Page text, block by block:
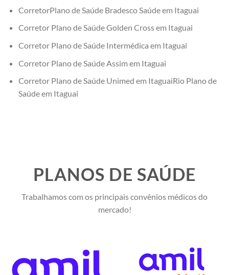
CorretorPlano de Saúde Bradesco Saúde em Itaguai
Corretor Plano de Saúde Golden Cross em Itaguai
Corretor Plano de Saúde Intermédica em Itaguai
Corretor Plano de Saúde Assim em Itaguai
Corretor Plano de Saúde Unimed em ItaguaiRio Plano de
Saúde em Itaguai
PLANOS DE SAÚDE
Trabalhamos com os principais convênios médicos do
mercado!